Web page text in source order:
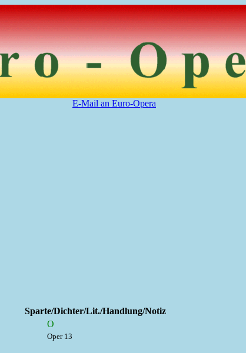
E-Mail an Euro-Opera
Sparte/Dichter/Lit./Handlung/Notiz
O
Oper 13